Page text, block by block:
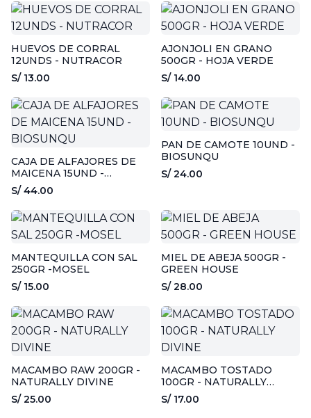
HUEVOS DE CORRAL
12UNDS - NUTRACOR
S/ 13.00
AJONJOLI EN GRANO
500GR - HOJA VERDE
S/ 14.00
CAJA DE ALFAJORES DE
MAICENA 15UND -
BIOSUNQU
S/ 44.00
PAN DE CAMOTE 10UND -
BIOSUNQU
S/ 24.00
MANTEQUILLA CON SAL
250GR -MOSEL
S/ 15.00
MIEL DE ABEJA 500GR -
GREEN HOUSE
S/ 28.00
MACAMBO RAW 200GR -
NATURALLY DIVINE
S/ 25.00
MACAMBO TOSTADO
100GR - NATURALLY
DIVINE
S/ 17.00